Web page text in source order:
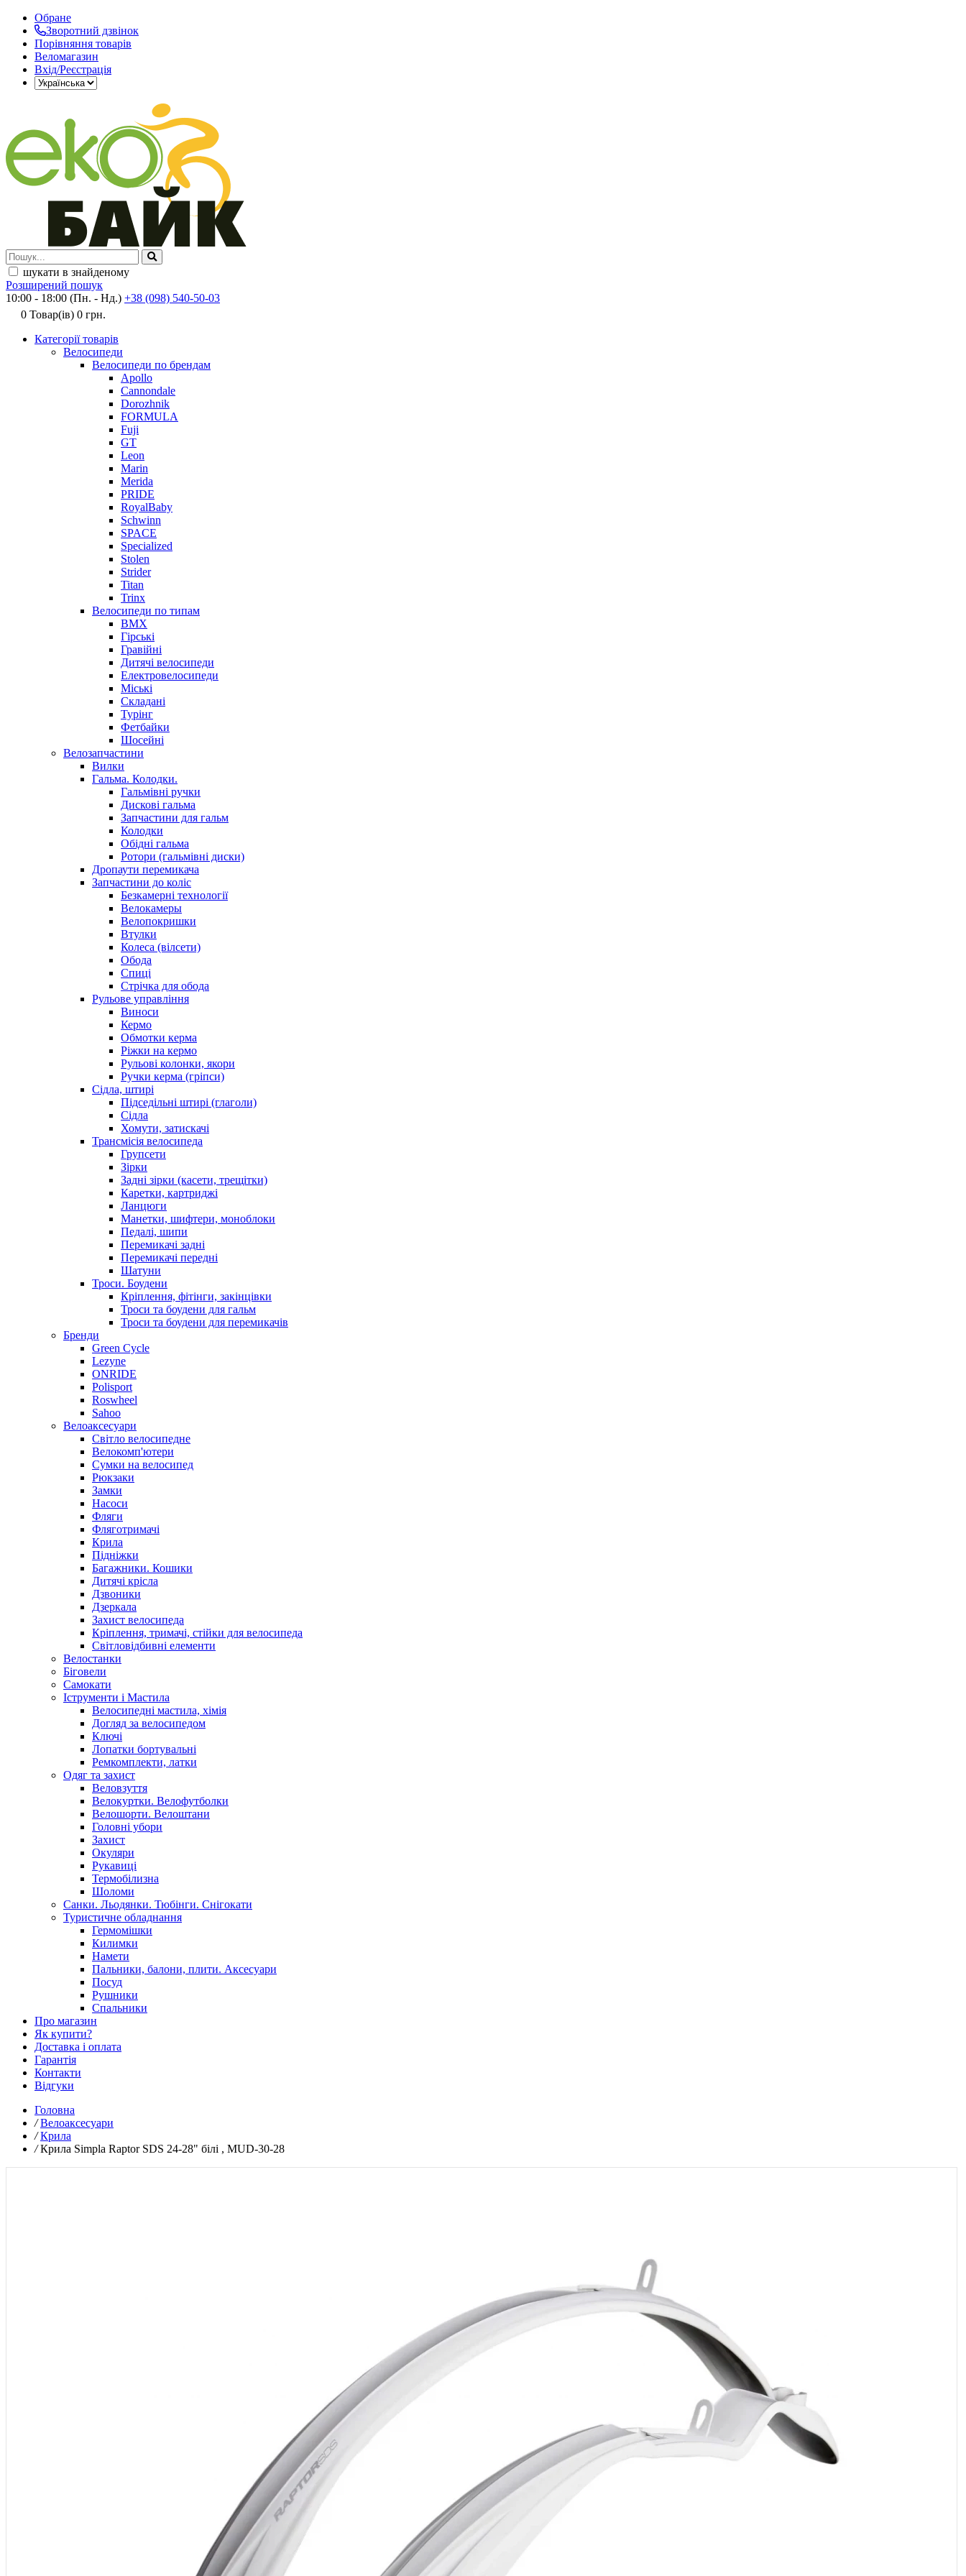
Обране
Зворотний дзвінок
Порівняння товарів
Веломагазин
Вхід/Реєстрація
шукати в знайденому
Розширений пошук
10:00 - 18:00 (Пн. - Нд.) +38 (098) 540-50-03
0 Товар(ів) 0 грн.
Категорії товарів
Велосипеди
Велосипеди по брендам
Apollo
Cannondale
Dorozhnik
FORMULA
Fuji
GT
Leon
Marin
Merida
PRIDE
RoyalBaby
Schwinn
SPACE
Specialized
Stolen
Strider
Titan
Trinx
Велосипеди по типам
BMX
Гірські
Гравійні
Дитячі велосипеди
Електровелосипеди
Міські
Складані
Турінг
Фетбайки
Шосейні
Велозапчастини
Вилки
Гальма. Колодки.
Гальмівні ручки
Дискові гальма
Запчастини для гальм
Колодки
Обідні гальма
Ротори (гальмівні диски)
Дропаути перемикача
Запчастини до коліс
Безкамерні технології
Велокамеры
Велопокришки
Втулки
Колеса (вілсети)
Обода
Спиці
Стрічка для обода
Рульове управління
Виноси
Кермо
Обмотки керма
Ріжки на кермо
Рульові колонки, якори
Ручки керма (гріпси)
Сідла, штирі
Підседільні штирі (глаголи)
Сідла
Хомути, затискачі
Трансмісія велосипеда
Групсети
Зірки
Задні зірки (касети, трещітки)
Каретки, картриджі
Ланцюги
Манетки, шифтери, моноблоки
Педалі, шипи
Перемикачі задні
Перемикачі передні
Шатуни
Троси. Боудени
Кріплення, фітінги, закінцівки
Троси та боудени для гальм
Троси та боудени для перемикачів
Бренди
Green Cycle
Lezyne
ONRIDE
Polisport
Roswheel
Sahoo
Велоаксесуари
Світло велосипедне
Велокомп'ютери
Сумки на велосипед
Рюкзаки
Замки
Насоси
Фляги
Фляготримачі
Крила
Підніжки
Багажники. Кошики
Дитячі крісла
Дзвоники
Дзеркала
Захист велосипеда
Кріплення, тримачі, стійки для велосипеда
Світловідбивні елементи
Велостанки
Біговели
Самокати
Іструменти і Мастила
Велосипедні мастила, хімія
Догляд за велосипедом
Ключі
Лопатки бортувальні
Ремкомплекти, латки
Одяг та захист
Веловзуття
Велокуртки. Велофутболки
Велошорти. Велоштани
Головні убори
Захист
Окуляри
Рукавиці
Термобілизна
Шоломи
Санки. Льодянки. Тюбінги. Снігокати
Туристичне обладнання
Гермомішки
Килимки
Намети
Пальники, балони, плити. Аксесуари
Посуд
Рушники
Спальники
Про магазин
Як купити?
Доставка і оплата
Гарантія
Контакти
Відгуки
Головна
/ Велоаксесуари
/ Крила
/ Крила Simpla Raptor SDS 24-28" білі , MUD-30-28